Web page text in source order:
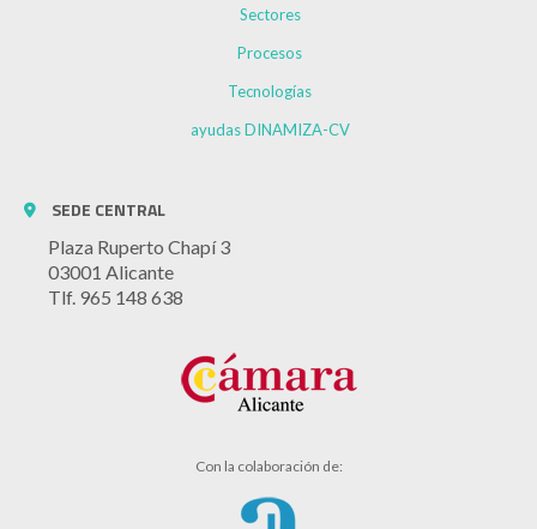
Sectores
Procesos
Tecnologías
ayudas DINAMIZA-CV
SEDE CENTRAL
Plaza Ruperto Chapí 3
03001 Alicante
Tlf. 965 148 638
Con la colaboración de: